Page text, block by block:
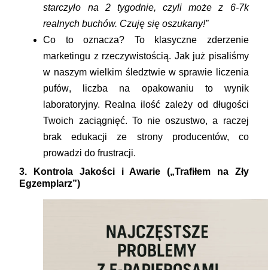
starczyło na 2 tygodnie, czyli może z 6-7k
realnych buchów. Czuję się oszukany!”
Co to oznacza? To klasyczne zderzenie
marketingu z rzeczywistością. Jak już pisaliśmy
w naszymwielkim śledztwie w sprawie liczenia
pufów, liczba na opakowaniu to wynik
laboratoryjny. Realna ilość zależy od długości
Twoich zaciągnięć. To nie oszustwo, a raczej
brak edukacji ze strony producentów, co
prowadzi do frustracji.
3. Kontrola Jakości i Awarie („Trafiłem na Zły
Egzemplarz”)